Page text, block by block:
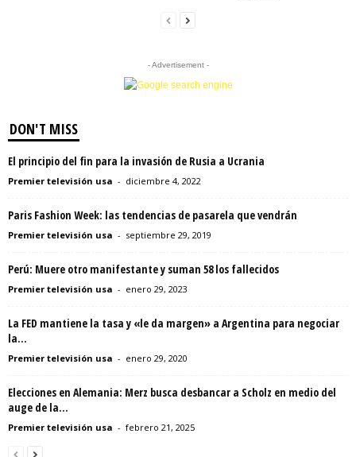
- Advertisement -
DON'T MISS
El principio del fin para la invasión de Rusia a Ucrania
Premier televisión usa - diciembre 4, 2022
Paris Fashion Week: las tendencias de pasarela que vendrán
Premier televisión usa - septiembre 29, 2019
Perú: Muere otro manifestante y suman 58 los fallecidos
Premier televisión usa - enero 29, 2023
La FED mantiene la tasa y «le da margen» a Argentina para negociar
la...
Premier televisión usa - enero 29, 2020
Elecciones en Alemania: Merz busca desbancar a Scholz en medio del
auge de la...
Premier televisión usa - febrero 21, 2025